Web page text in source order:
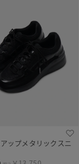
ップメタリックスニ